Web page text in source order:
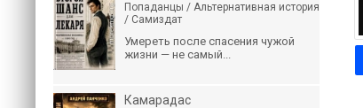
Попаданцы / Альтернативная история
/ Самиздат
Умереть после спасения чужой
жизни — не самый...
Камарадас